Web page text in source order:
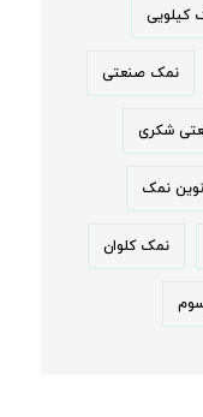
کیلویی
نمک صنعتی
شکری
نمک
نمک کلوان